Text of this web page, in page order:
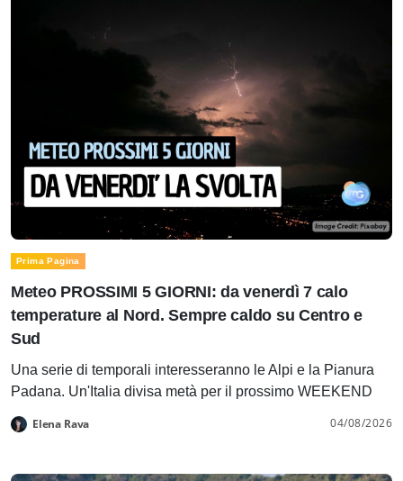
Prima Pagina
Meteo PROSSIMI 5 GIORNI: da venerdì 7 calo
temperature al Nord. Sempre caldo su Centro e
Sud
Una serie di temporali interesseranno le Alpi e la Pianura
Padana. Un'Italia divisa metà per il prossimo WEEKEND
Elena Rava 04/08/2026